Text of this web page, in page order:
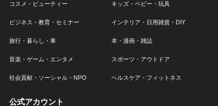
コスメ・ビューティー キッズ・ベビー・玩具
ビジネス・教育・セミナー インテリア・日用雑貨・DIY
旅行・暮らし・車 本・漫画・雑誌
音楽・ゲーム・エンタメ スポーツ・アウトドア
社会貢献・ソーシャル・NPO ヘルスケア・フィットネス
公式アカウント